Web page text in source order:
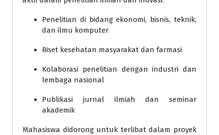
Penelitian di bidang ekonomi, bisnis, teknik,
dan ilmu komputer
Riset kesehatan masyarakat dan farmasi
Kolaborasi penelitian dengan industri dan
lembaga nasional
Publikasi jurnal ilmiah dan seminar
akademik
Mahasiswa didorong untuk terlibat dalam proyek